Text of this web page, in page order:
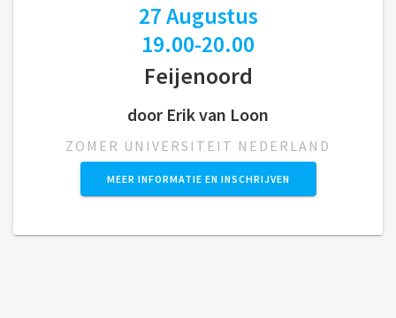
27 Augustus
19.00-20.00
Feijenoord
door Erik van Loon
ZOMER UNIVERSITEIT NEDERLAND
MEER INFORMATIE EN INSCHRIJVEN